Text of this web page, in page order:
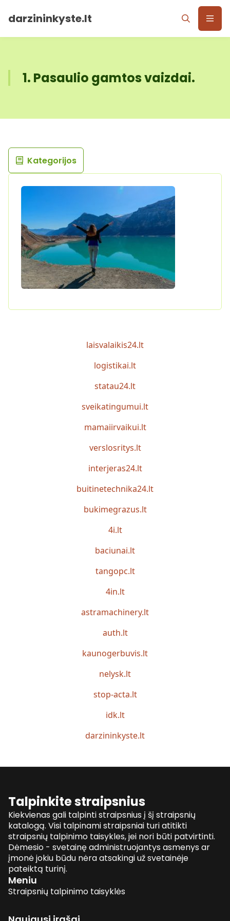
darzininkyste.lt
1. Pasaulio gamtos vaizdai.
Kategorijos
laisvalaikis24.lt
logistikai.lt
statau24.lt
sveikatingumui.lt
mamaiirvaikui.lt
verslosritys.lt
interjeras24.lt
buitinetechnika24.lt
bukimegrazus.lt
4i.lt
baciunai.lt
tangopc.lt
4in.lt
astramachinery.lt
auth.lt
kaunogerbuvis.lt
nelysk.lt
stop-acta.lt
idk.lt
darzininkyste.lt
Talpinkite straipsnius
Kiekvienas gali talpinti straipsnius į šį straipsnių
katalogą. Visi talpinami straipsniai turi atitikti
straipsnių talpinimo taisykles, jei nori būti patvirtinti.
Dėmesio - svetainę administruojantys asmenys ar
įmonė jokiu būdu nėra atsakingi už svetainėje
pateiktą turinį.
Meniu
Straipsnių talpinimo taisyklės